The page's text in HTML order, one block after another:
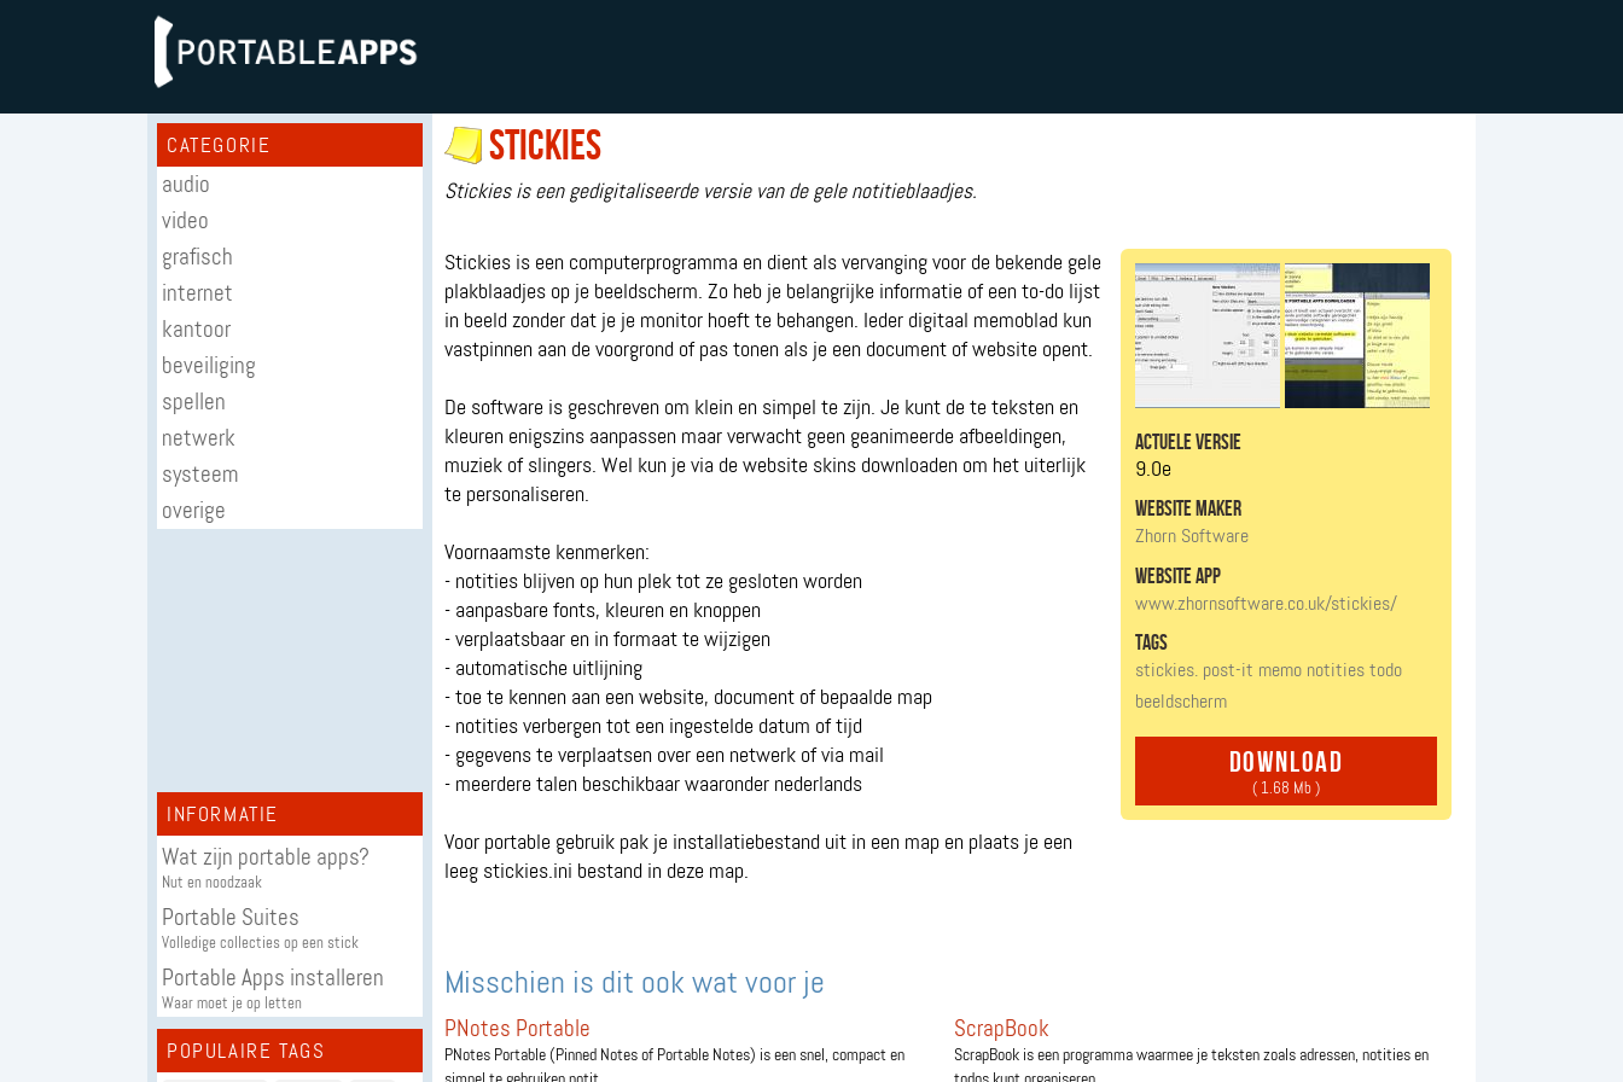
CATEGORIE
audio
video
grafisch
internet
kantoor
beveiliging
spellen
netwerk
systeem
overige
INFORMATIE
Wat zijn portable apps?
Nut en noodzaak
Portable Suites
Volledige collecties op een stick
Portable Apps installeren
Waar moet je op letten
POPULAIRE TAGS
Stickies
Stickies is een gedigitaliseerde versie van de gele notitieblaadjes.
Stickies is een computerprogramma en dient als vervanging voor de bekende gele
plakblaadjes op je beeldscherm. Zo heb je belangrijke informatie of een to-do lijst
in beeld zonder dat je je monitor hoeft te behangen. Ieder digitaal memoblad kun
vastpinnen aan de voorgrond of pas tonen als je een document of website opent.
De software is geschreven om klein en simpel te zijn. Je kunt de te teksten en
kleuren enigszins aanpassen maar verwacht geen geanimeerde afbeeldingen,
muziek of slingers. Wel kun je via de website skins downloaden om het uiterlijk
te personaliseren.
Voornaamste kenmerken:
- notities blijven op hun plek tot ze gesloten worden
- aanpasbare fonts, kleuren en knoppen
- verplaatsbaar en in formaat te wijzigen
- automatische uitlijning
- toe te kennen aan een website, document of bepaalde map
- notities verbergen tot een ingestelde datum of tijd
- gegevens te verplaatsen over een netwerk of via mail
- meerdere talen beschikbaar waaronder nederlands
Voor portable gebruik pak je installatiebestand uit in een map en plaats je een
leeg stickies.ini bestand in deze map.
actuele versie
9.0e
website maker
Zhorn Software
website app
www.zhornsoftware.co.uk/stickies/
tags
stickies. post-it memo notitiestodo
beeldscherm
download
( 1.68 Mb )
Misschien is dit ook wat voor je
PNotes Portable
PNotes Portable (Pinned Notes of Portable Notes) is een snel, compact en
ScrapBook
ScrapBook is een programma waarmee je teksten zoals adressen, notities en